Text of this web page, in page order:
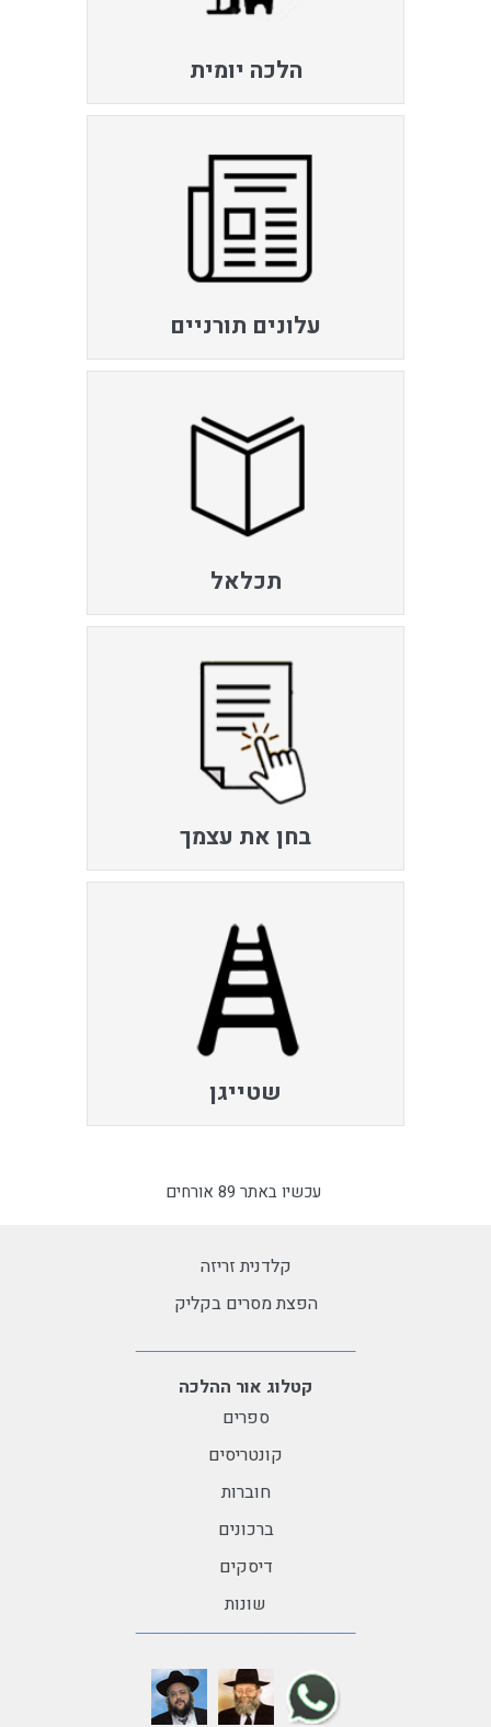
הלכה יומית
עלונים תורניים
תכלאל
בחן את עצמך
שטייגן
עכשיו באתר 89 אורחים
קלדנית זריזה
הפצת מסרים בקליק
קטלוג אור ההלכה
ספרים
קונטריסים
חוברות
ברכונים
דיסקים
שונות